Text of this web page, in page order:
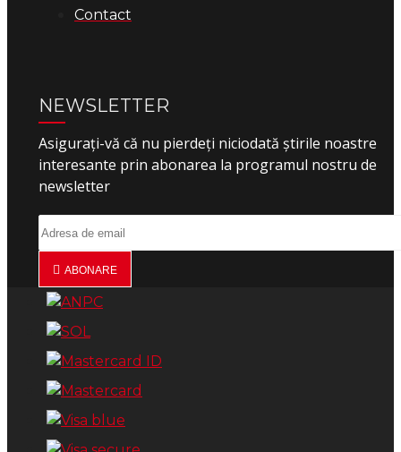
Contact
NEWSLETTER
Asigurați-vă că nu pierdeți niciodată știrile noastre
interesante prin abonarea la programul nostru de
newsletter
ABONARE